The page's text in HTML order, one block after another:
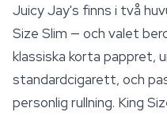
Juicy Jay's finns i två
Size Slim — och valet
klassiska korta pappret,
standardcigarett, och
personlig rullning. King